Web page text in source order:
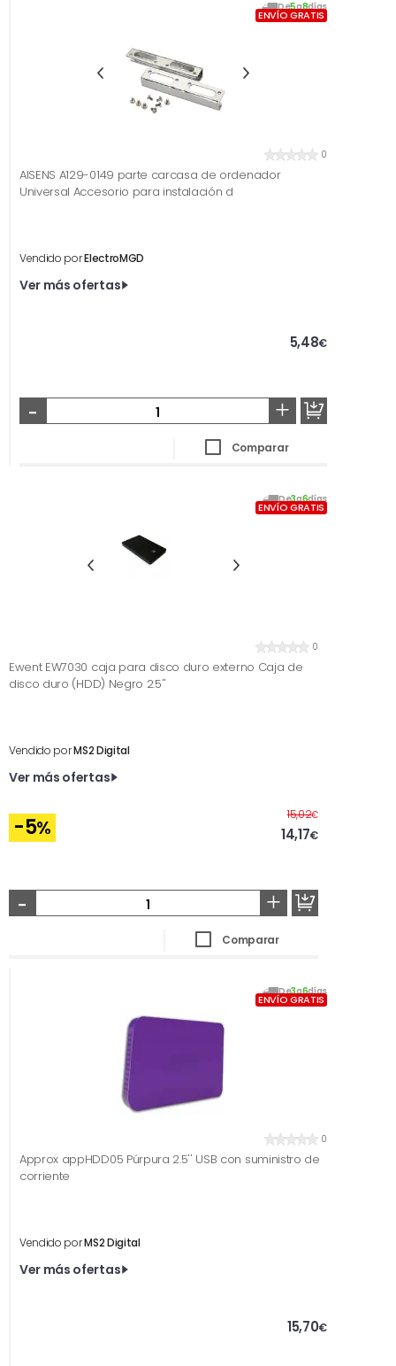
De5a8días
ENVÍO GRATIS
0
AISENS A129-0149 parte carcasa de ordenador
Universal Accesorio para instalación d
Vendido porElectroMGD
Ver más ofertas
5,48€
- +
Comparar
De3a6días
ENVÍO GRATIS
0
Ewent EW7030 caja para disco duro externo Caja de
disco duro (HDD) Negro 2.5''
Vendido porMS2 Digital
Ver más ofertas
-5%
15,02€Antes
14,17€
- +
Comparar
De3a6días
ENVÍO GRATIS
0
Approx appHDD05 Púrpura 2.5'' USB con suministro de
corriente
Vendido porMS2 Digital
Ver más ofertas
15,70€